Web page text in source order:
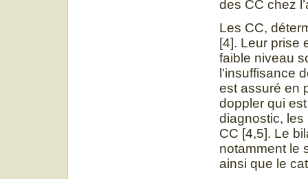
des CC chez
Les CC,
[4]. Leur prise
faible niveau
l'insuffisance
est assuré en
doppler qui
diagnostic,
CC [4,5]. Le
notamment le
ainsi que le